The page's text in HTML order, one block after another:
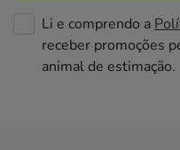
Li e comprendo a
receber promoções
animal de estimação.